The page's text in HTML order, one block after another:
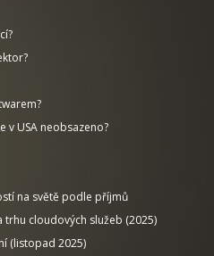
v USA neobsazeno?
na světě podle příjmů
trhu cloudových služeb (2025)
(listopad 2025)